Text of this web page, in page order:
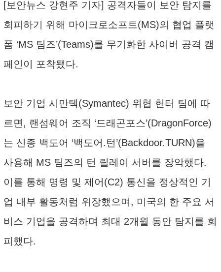
[보안뉴스 강현주 기자] 공격자들이 보안 탐지를
회피하기 위해 마이크로소프트(MS)의 협업 플랫
폼 ‘MS 팀즈’(Teams)를 무기화한 사이버 공격 캠
페인이 포착됐다.
보안 기업 시만텍(Symantec) 위협 헌터 팀에 따
르면, 랜섬웨어 조직 ‘드래곤포스’(DragonForce)
는 신종 백도어 ‘백도어.턴’(Backdoor.TURN)을
사용해 MS 팀즈의 턴 릴레이 서버를 장악했다.
이를 통해 명령 및 제어(C2) 통신을 정상적인 기
업 내부 활동처럼 위장했으며, 미국의 한 주요 서
비스 기업을 공격하며 최대 2개월 동안 탐지를 회
피했다.